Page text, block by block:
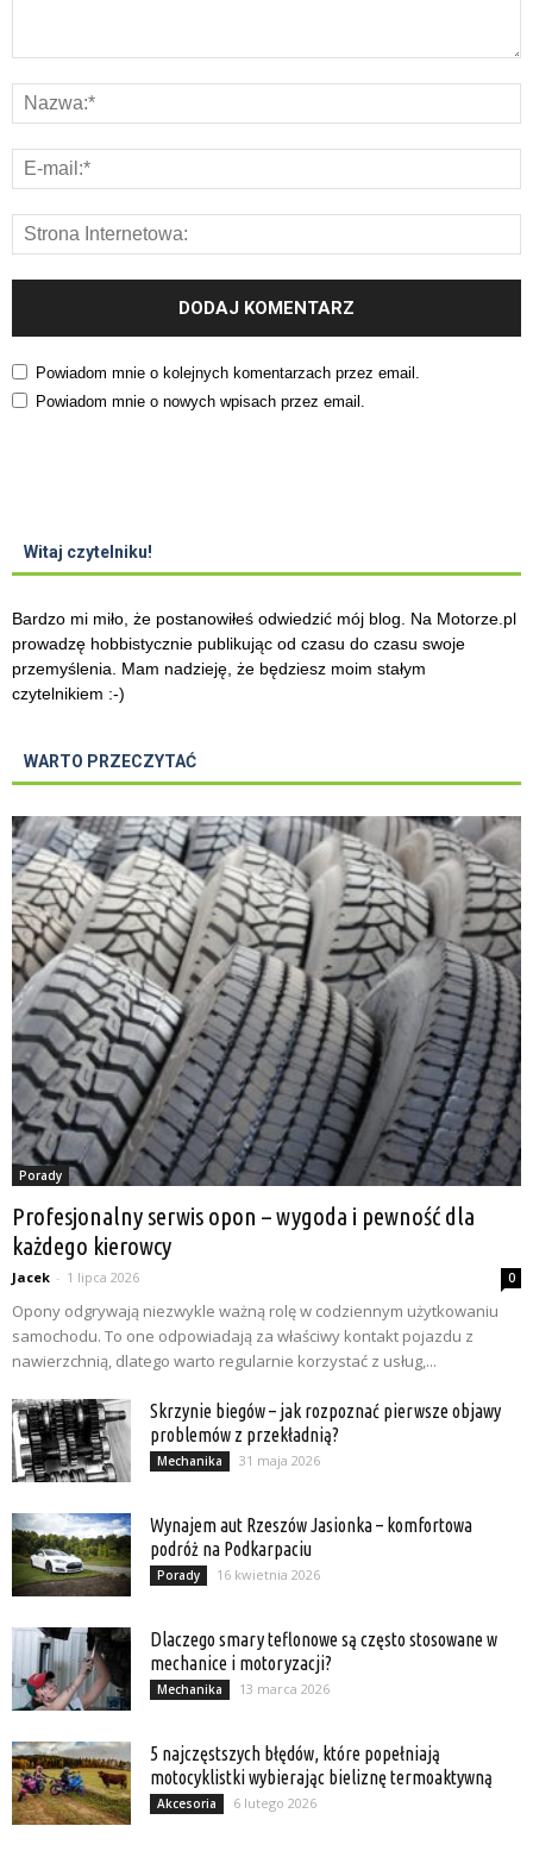
Powiadom mnie o kolejnych komentarzach przez email.
Powiadom mnie o nowych wpisach przez email.
Witaj czytelniku!
Bardzo mi miło, że postanowiłeś odwiedzić mój blog. Na Motorze.pl
prowadzę hobbistycznie publikując od czasu do czasu swoje
przemyślenia. Mam nadzieję, że będziesz moim stałym
czytelnikiem :-)
WARTO PRZECZYTAĆ
Porady
Profesjonalny serwis opon – wygoda i pewność dla
każdego kierowcy
Jacek - 1 lipca 2026 0
Opony odgrywają niezwykle ważną rolę w codziennym użytkowaniu
samochodu. To one odpowiadają za właściwy kontakt pojazdu z
nawierzchnią, dlatego warto regularnie korzystać z usług,...
Skrzynie biegów – jak rozpoznać pierwsze objawy
problemów z przekładnią?
Mechanika 31 maja 2026
Wynajem aut Rzeszów Jasionka – komfortowa
podróż na Podkarpaciu
Porady 16 kwietnia 2026
Dlaczego smary teflonowe są często stosowane w
mechanice i motoryzacji?
Mechanika 13 marca 2026
5 najczęstszych błędów, które popełniają
motocyklistki wybierając bieliznę termoaktywną
Akcesoria 6 lutego 2026